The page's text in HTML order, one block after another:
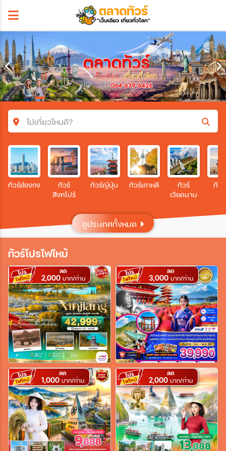
ไปเที่ยวไหนดี?
ค้นหาโปรแกรมทัวร์
คำค้นหา
เมือง
สายการบิน
ตั้งแต่วันที่
ถึงวันที่
เฉพาะเดือน
ทัวร์ฮ่องกง
ทัวร์
สิงคโปร์
ทัวร์ญี่ปุ่น ทัวร์เกาหลี
ทัวร์
เวียดนาม
ทัว
ดูประเทศทั้งหมด
ทัวร์โปรไฟไหม้
ลด
2,000 บาท/ท่าน
ลด
3,000 บาท/ท่าน
ลด
1,000 บาท/ท่าน
ลด
2,000 บาท/ท่าน